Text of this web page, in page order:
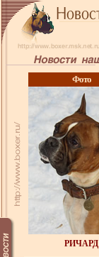
Фото
РИЧАРД